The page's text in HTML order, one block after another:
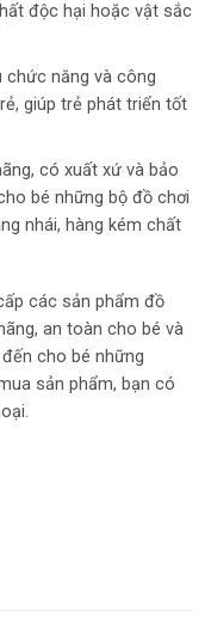
độc hại hoặc vật sắc
chức năng và công
giúp trẻ phát triển tốt
có xuất xứ và bảo
bé những bộ đồ chơi
nhái, hàng kém chất
các sản phẩm đồ
an toàn cho bé và
cho bé những
sản phẩm, bạn có